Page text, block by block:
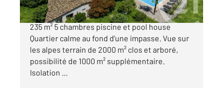
Roiffieux produit rare sur le marché Maison de
235 m² 5 chambres piscine et pool house
Quartier calme au fond d'une impasse. Vue sur
les alpes terrain de 2000 m² clos et arboré,
possibilité de 1000 m² supplémentaire.
Isolation ...